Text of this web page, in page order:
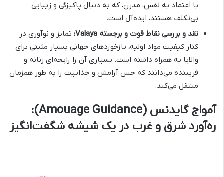
با اعتماد به نفس، مدرن، که به دنبال پاکیزگی و زیبایی
بی‌تکلف هستند، ایده‌آل است.
نقد و بررسی نقاط قوت و برجسته Valaya:
تمایز و نوآوری در
کنار کیفیت مواد اولیه، بازخوردهای جهانی بسیار مثبتی برای
والایا به همراه داشته است. بسیاری آن را رایحه‌ای زنانه و
فریبنده می‌دانند که حس آرامش و جذابیت را به طور همزمان
منتقل می‌کند.
آمواج گایدنس (Amouage Guidance):
ره‌آورد شرق و غرب در یک شیشه شگفت‌انگیز